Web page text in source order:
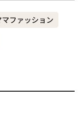
マファッション